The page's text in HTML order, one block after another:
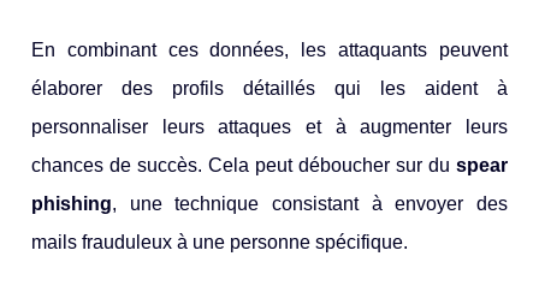
En combinant ces données, les attaquants peuvent
élaborer des profils détaillés qui les aident à
personnaliser leurs attaques et à augmenter leurs
chances de succès. Cela peut déboucher sur du spear
phishing, une technique consistant à envoyer des
mails frauduleux à une personne spécifique.